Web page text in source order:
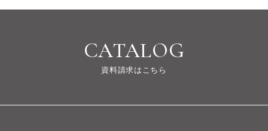
CATALOG
資料請求はこちら